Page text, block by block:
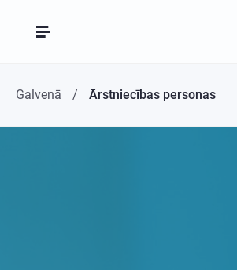
Galvenā Ārstniecības personas